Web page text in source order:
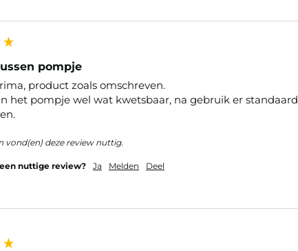
pompje
product zoals omschreven.
het pompje wel wat kwetsbaar, na gebruik er standaard
vond(en) deze review nuttig.
nuttige review? Ja Melden Deel